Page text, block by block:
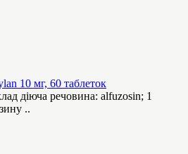
10 мг, 60 таблеток
діюча речовина: alfuzosin; 1
..